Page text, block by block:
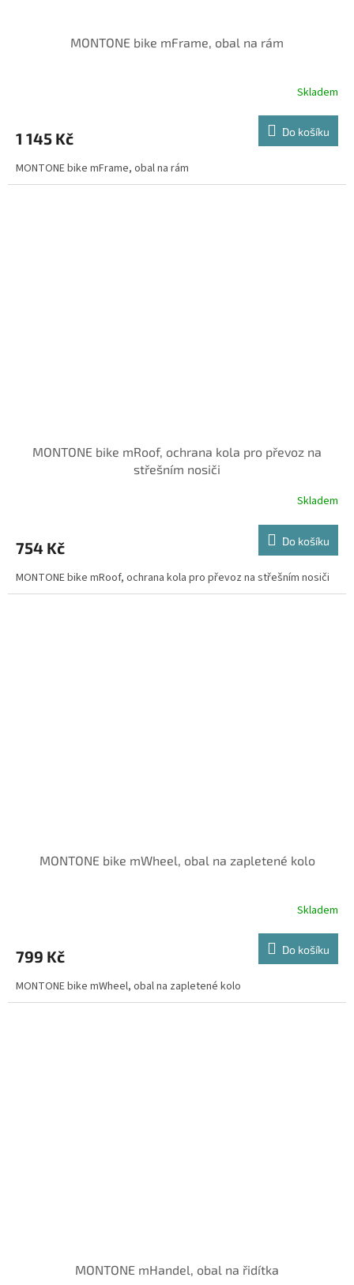
MONTONE bike mFrame, obal na rám
Skladem
1 145 Kč Do košíku
MONTONE bike mFrame, obal na rám
MONTONE bike mRoof, ochrana kola pro převoz na
střešním nosiči
Skladem
754 Kč Do košíku
MONTONE bike mRoof, ochrana kola pro převoz na střešním nosiči
MONTONE bike mWheel, obal na zapletené kolo
Skladem
799 Kč Do košíku
MONTONE bike mWheel, obal na zapletené kolo
MONTONE mHandel, obal na řidítka